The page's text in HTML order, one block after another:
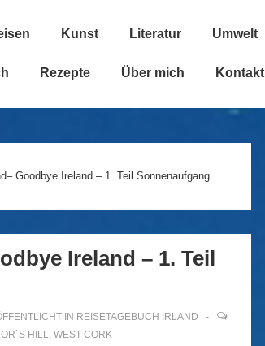
Kunst Literatur Umwelt
Rezepte Über mich Kontakt
Goodbye Ireland – 1. Teil Sonnenaufgang
Ireland – 1. Teil
IN REISETAGEBUCH IRLAND
HILL WEST CORK